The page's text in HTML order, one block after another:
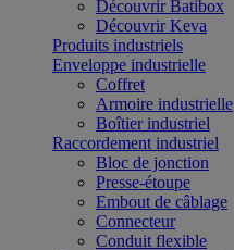
Découvrir Batibox
Découvrir Keva
Produits industriels
Enveloppe industrielle
Coffret
Armoire industrielle
Boîtier industriel
Raccordement industriel
Bloc de jonction
Presse-étoupe
Embout de câblage
Connecteur
Conduit flexible